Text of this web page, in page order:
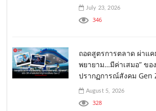
July 23, 2026
346
ถอดสูตรการตลาด ผ่าแ
พยายาม…มีค่าเสมอ” ขอ
ปรากฏการณ์สังคม Gen
August 5, 2026
328